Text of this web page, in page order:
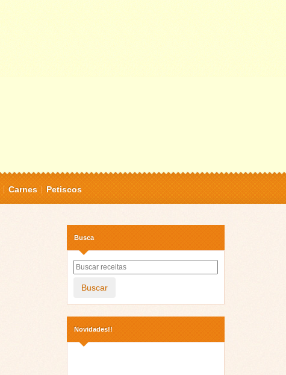
Carnes Petiscos
Busca
Buscar
Novidades!!